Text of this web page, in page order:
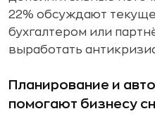
22% обсуждают
бухгалтером или
выработать
Планирование и
помогают бизнесу